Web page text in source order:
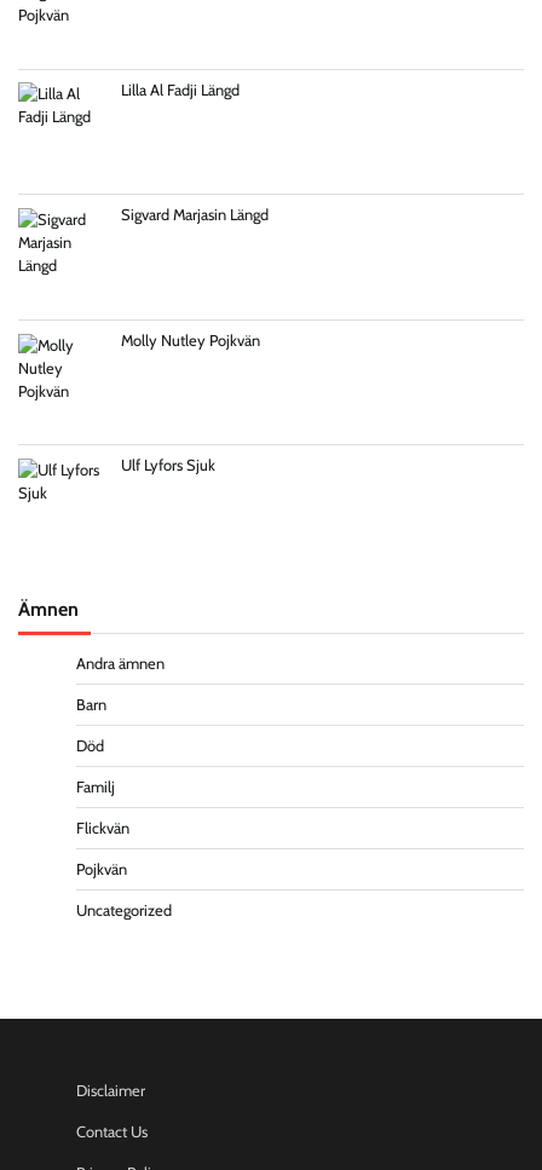
Lilla Al Fadji Längd
Sigvard Marjasin Längd
Molly Nutley Pojkvän
Ulf Lyfors Sjuk
Ämnen
Andra ämnen
Barn
Död
Familj
Flickvän
Pojkvän
Uncategorized
Disclaimer
Contact Us